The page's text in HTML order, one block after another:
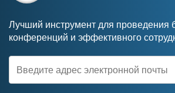
Лучший инструмент для проведения
конференций и эффективного